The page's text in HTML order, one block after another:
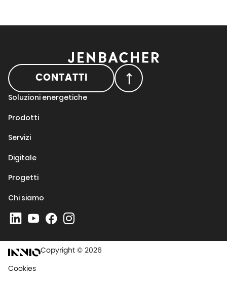
CONTATTI
Soluzioni energetiche
Prodotti
Servizi
Digitale
Progetti
Chi siamo
Copyright © 2026
Cookies